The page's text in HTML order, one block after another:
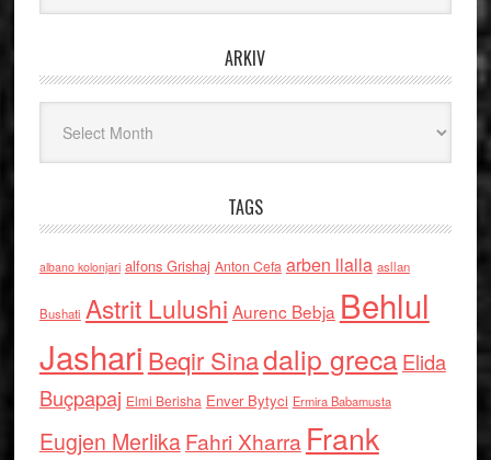
ARKIV
TAGS
albano kolonjari alfons Grishaj Anton Cefa arben llalla asllan
Bushati Astrit Lulushi Aurenc Bebja Behlul
Jashari Beqir Sinadalip grecaElida
Buçpapaj Elmi Berisha Enver Bytyci Ermira Babamusta
Eugjen MerlikaFahri Xharra Frank